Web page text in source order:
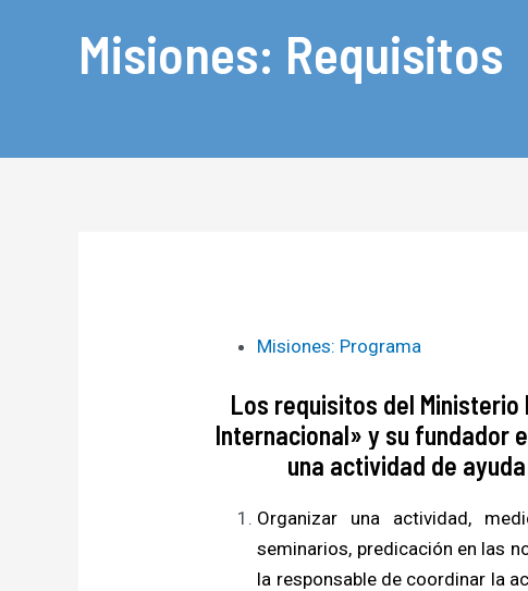
Misiones: Requisitos
Misiones: Programa
Los requisitos del Ministerio
Internacional» y su fundador
una actividad de
Organizar una actividad,
seminarios, predicación en las
la responsable de coordinar la